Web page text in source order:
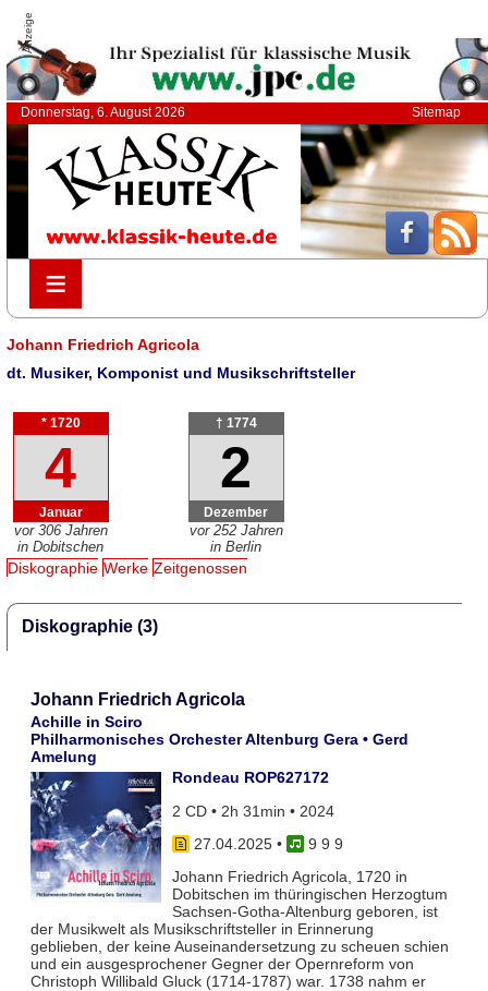
Anzeige
Donnerstag, 6. August 2026 Sitemap
≡
≡
Johann Friedrich Agricola
dt. Musiker, Komponist und Musikschriftsteller
* 1720
4
Januar
vor 306 Jahren
in Dobitschen
† 1774
2
Dezember
vor 252 Jahren
in Berlin
Diskographie Werke Zeitgenossen
Diskographie (3)
Johann Friedrich Agricola
Achille in Sciro
Philharmonisches Orchester Altenburg Gera • Gerd
Amelung
Rondeau ROP627172
2 CD • 2h 31min • 2024
27.04.2025•
9 9 9
Johann Friedrich Agricola, 1720 in
Dobitschen im thüringischen Herzogtum
Sachsen-Gotha-Altenburg geboren, ist
der Musikwelt als Musikschriftsteller in Erinnerung
geblieben, der keine Auseinandersetzung zu scheuen schien
und ein ausgesprochener Gegner der Opernreform von
Christoph Willibald Gluck (1714-1787) war. 1738 nahm er